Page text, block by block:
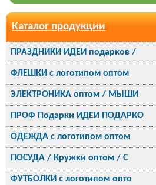
Каталог продукции
ПРАЗДНИКИ ИДЕИ подарков /
ФЛЕШКИ с логотипом оптом
ЭЛЕКТРОНИКА оптом / МЫШИ
ПРОФ Подарки ИДЕИ ПОДАРКО
ОДЕЖДА с логотипом оптом
ПОСУДА / Кружки оптом / С
ФУТБОЛКИ с логотипом опто